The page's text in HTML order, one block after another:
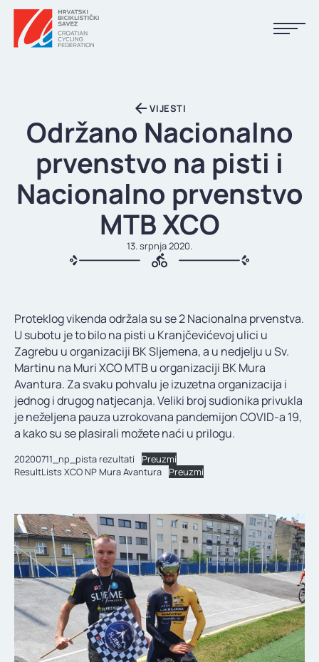
KALENDAR
REZULTATI
KLUBOVI
DOKUMENTI
KONTAKT
VIJESTI
Održano Nacionalno
prvenstvo na pisti i
Nacionalno prvenstvo
MTB XCO
13. srpnja 2020.
Proteklog vikenda održala su se 2 Nacionalna prvenstva.
U subotu je to bilo na pisti u Kranjčevićevoj ulici u
Zagrebu u organizaciji BK Sljemena, a u nedjelju u Sv.
Martinu na Muri XCO MTB u organizaciji BK Mura
Avantura. Za svaku pohvalu je izuzetna organizacija i
jednog i drugog natjecanja. Veliki broj sudionika privukla
je neželjena pauza uzrokovana pandemijon COVID-a 19,
a kako su se plasirali možete naći u prilogu.
20200711_np_pista rezultati
Preuzmi
ResultLists XCO NP Mura Avantura
Preuzmi